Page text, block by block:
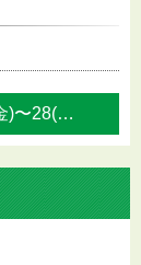
2/22(金)〜28(木) 2019学生... »